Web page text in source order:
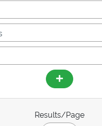
Results/Page